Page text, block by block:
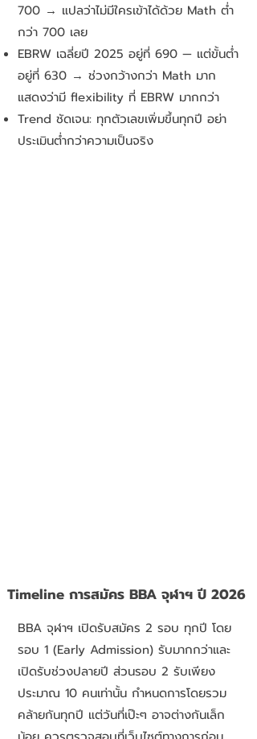
700 → แปลว่าไม่มีใครเข้าได้ด้วย Math ต่ำ
กว่า 700 เลย
EBRW เฉลี่ยปี 2025 อยู่ที่ 690 — แต่ขั้นต่ำ
อยู่ที่ 630 → ช่วงกว้างกว่า Math มาก
แสดงว่ามี flexibility ที่ EBRW มากกว่า
Trend ชัดเจน: ทุกตัวเลขเพิ่มขึ้นทุกปี อย่า
ประเมินต่ำกว่าความเป็นจริง
Timeline การสมัคร BBA จุฬาฯ ปี 2026
BBA จุฬาฯ เปิดรับสมัคร 2 รอบ ทุกปี โดย
รอบ 1 (Early Admission) รับมากกว่าและ
เปิดรับช่วงปลายปี ส่วนรอบ 2 รับเพียง
ประมาณ 10 คนเท่านั้น กำหนดการโดยรวม
คล้ายกันทุกปี แต่วันที่เป๊ะๆ อาจต่างกันเล็ก